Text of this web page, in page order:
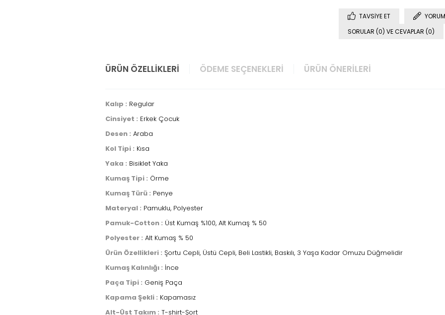
TAVSIYE ET
SORULAR (0) VE CEVAPLAR (0)
ÜRÜN ÖZELLIKLERI ÖDEME SEÇENEKLERI ÜRÜN ÖNERILERI
Kalıp : Regular
Cinsiyet : Erkek Çocuk
Desen : Araba
Kol Tipi : Kısa
Yaka : Bisiklet Yaka
Kumaş Tipi : Örme
Kumaş Türü : Penye
Materyal : Pamuklu, Polyester
Pamuk-Cotton : Üst Kumaş %100, Alt Kumaş % 50
Polyester : Alt Kumaş % 50
Ürün Özellikleri : Şortu Cepli, Üstü Cepli, Beli Lastikli, Baskılı, 3 Yaşa Kadar Omuzu Düğmelidir
Kumaş Kalınlığı : İnce
Paça Tipi : Geniş Paça
Kapama Şekli : Kapamasız
Alt-Üst Takım : T-shirt-Şort